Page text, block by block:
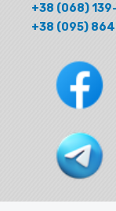
+38 (068)
+38 (095)